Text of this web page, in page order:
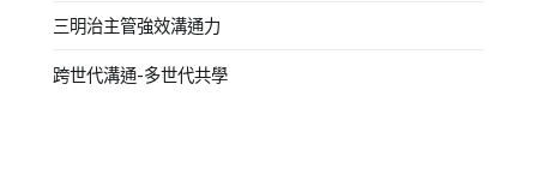
三明治主管強效溝通力
跨世代溝通-多世代共學